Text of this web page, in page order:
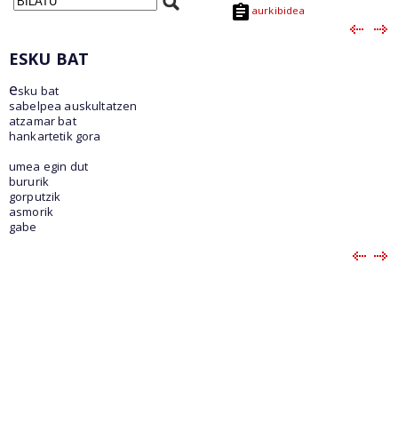
aurkibidea
ESKU BAT
esku bat
sabelpea auskultatzen
atzamar bat
hankartetik gora
umea egin dut
bururik
gorputzik
asmorik
gabe